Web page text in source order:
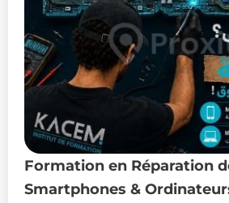
Formation en Réparation de